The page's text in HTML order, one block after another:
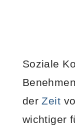
Soziale
derZeit
wichtiger